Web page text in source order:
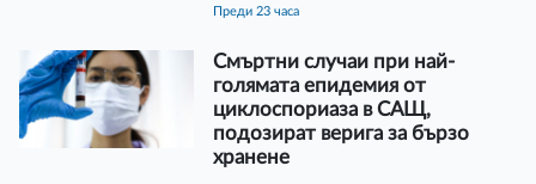
преди 23 часа
Смъртни случаи при най-
голямата епидемия от
циклоспориаза в САЩ,
подозират верига за бързо
хранене